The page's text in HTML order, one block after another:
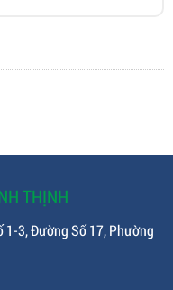
THỊNH
1-3, Đường Số 17, Phường